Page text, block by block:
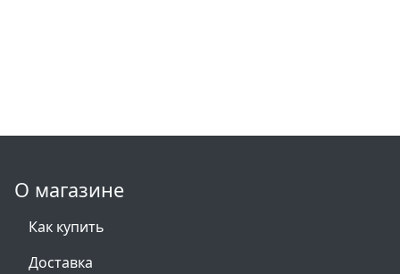
О магазине
Как купить
Доставка